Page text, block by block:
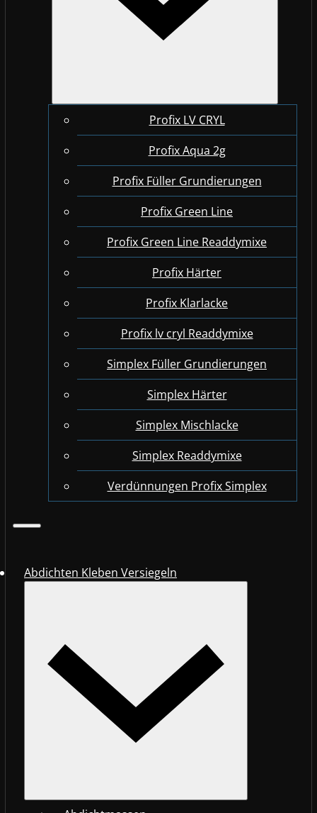
Profix LV CRYL
Profix Aqua 2g
Profix Füller Grundierungen
Profix Green Line
Profix Green Line Readdymixe
Profix Härter
Profix Klarlacke
Profix lv cryl Readdymixe
Simplex Füller Grundierungen
Simplex Härter
Simplex Mischlacke
Simplex Readdymixe
Verdünnungen Profix Simplex
Abdichten Kleben Versiegeln